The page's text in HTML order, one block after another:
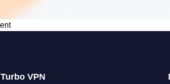
Turbo VPN